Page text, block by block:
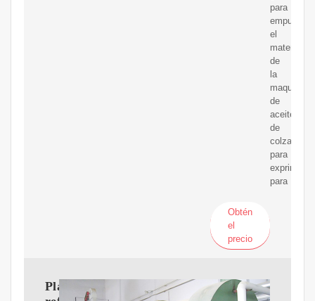
para
empujar
el
material
de
la
maquinaria
de
aceite
de
colza
para
exprimirlo.
para
Obtén
el
precio
Planta